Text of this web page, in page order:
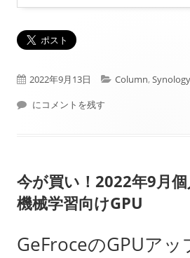
公
開
2022年9月13日
カ
ー
Column, Synology
Synology Plusシリーズ DS220+導入完了
にコメントを残す
今が買い！2022年9月個
機械学習向けGPU
GeFroceのGPUアッ